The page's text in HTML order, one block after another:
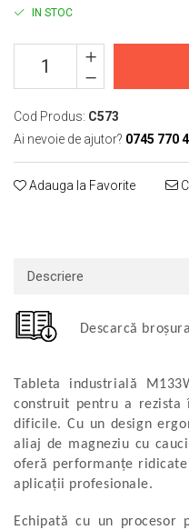
Senzori
Senzori fără fir (Wireless)
Senzori cu fir (Wired)
Senzori seismici
PC, Laptop, Tablete
Device-uri Industriale
Display-uri Industriale
PC-uri Industriale
Robotică
Servicii
Vibrații
Sonometrie
Aliniere geometrică
Aliniere hidro & termo
Termografie
IN STOC
Cod Produs: C573
Ai nevoie de ajutor? 0745 770
Adauga la Favorite
Descriere
Descarcă broșura
Tableta industrială
construit pentru a
dificile. Cu un design
aliaj de magneziu cu
oferă performanțe
aplicații profesionale.
Echipată cu un procesor